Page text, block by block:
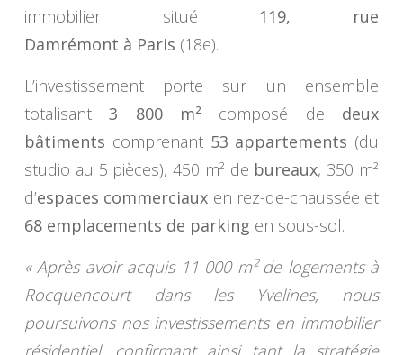
immobilier situé 119, rue
Damrémont à Paris (18e).
L’investissement porte sur un ensemble
totalisant3 800 m² composé de deux
bâtiments comprenant 53 appartements (du
studio au 5 pièces), 450 m² de bureaux, 350 m²
d’espaces commerciaux en rez-de-chaussée et
68 emplacements de parking en sous-sol.
« Après avoir acquis 11 000 m² de logements à
Rocquencourt dans les Yvelines, nous
poursuivons nos investissements en immobilier
résidentiel, confirmant ainsi tant la stratégie